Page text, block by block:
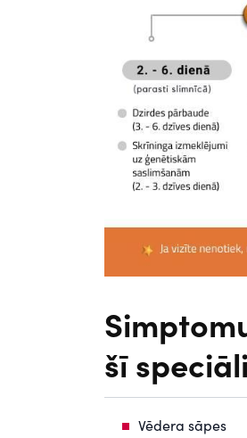
šī
Vēdera sāpes